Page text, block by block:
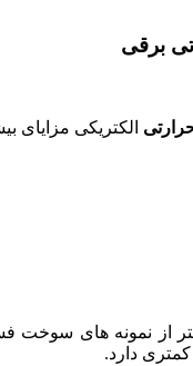
برقی
الکتریکی مزایای
کمتر از نمونه های
دارد.